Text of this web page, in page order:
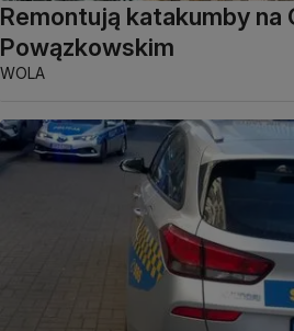
Remontują katakumby na
Powązkowskim
WOLA